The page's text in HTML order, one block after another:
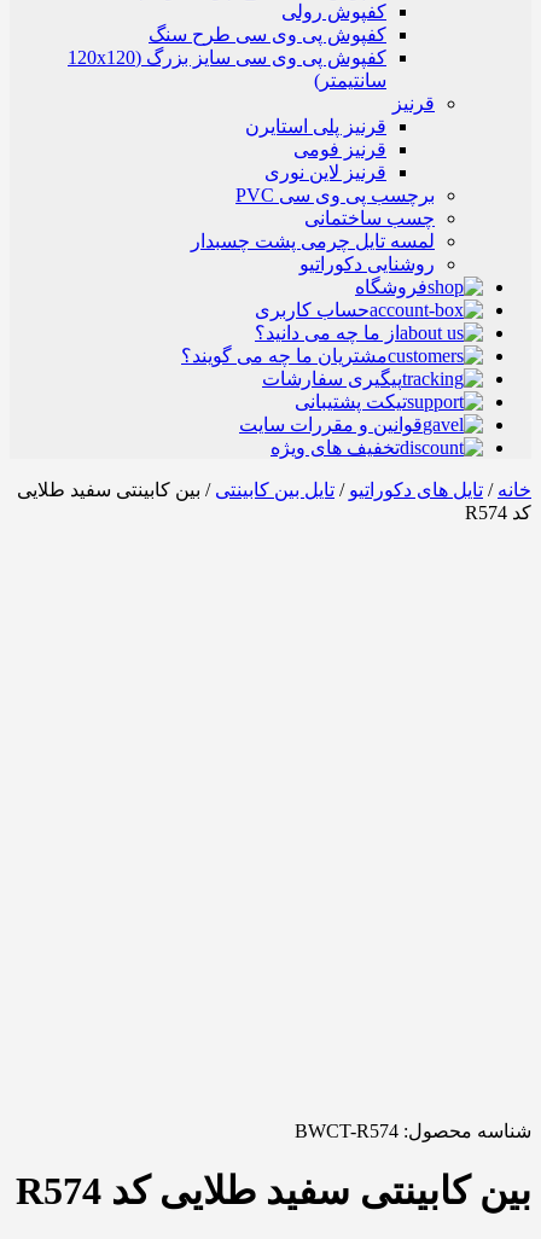
کفپوش رولی
کفپوش پی وی سی طرح سنگ
کفپوش پی وی سی سایز بزرگ (120x120
سانتیمتر)
قرنیز
قرنیز پلی استایرن
قرنیز فومی
قرنیز لاین نوری
برچسب پی وی سی PVC
چسب ساختمانی
لمسه تایل چرمی پشت چسبدار
روشنایی دکوراتیو
فروشگاه
حساب کاربری
از ما چه می دانید؟
مشتریان ما چه می گویند؟
پیگیری سفارشات
تیکت پشتیبانی
قوانین و مقررات سایت
تخفیف های ویژه
خانه / تایل های دکوراتیو / تایل بین کابینتی / بین کابینتی سفید طلایی
کد R574
شناسه محصول: BWCT-R574
بین کابینتی سفید طلایی کد R574